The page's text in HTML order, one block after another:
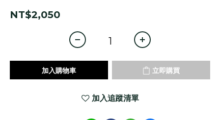
NT$2,050
加入購物車 立即購買
加入追蹤清單